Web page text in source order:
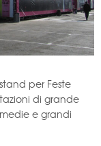
per Feste
di grande
e grandi